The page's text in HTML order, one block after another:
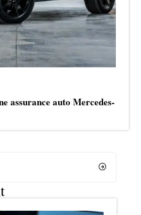
assurance auto Mercedes-